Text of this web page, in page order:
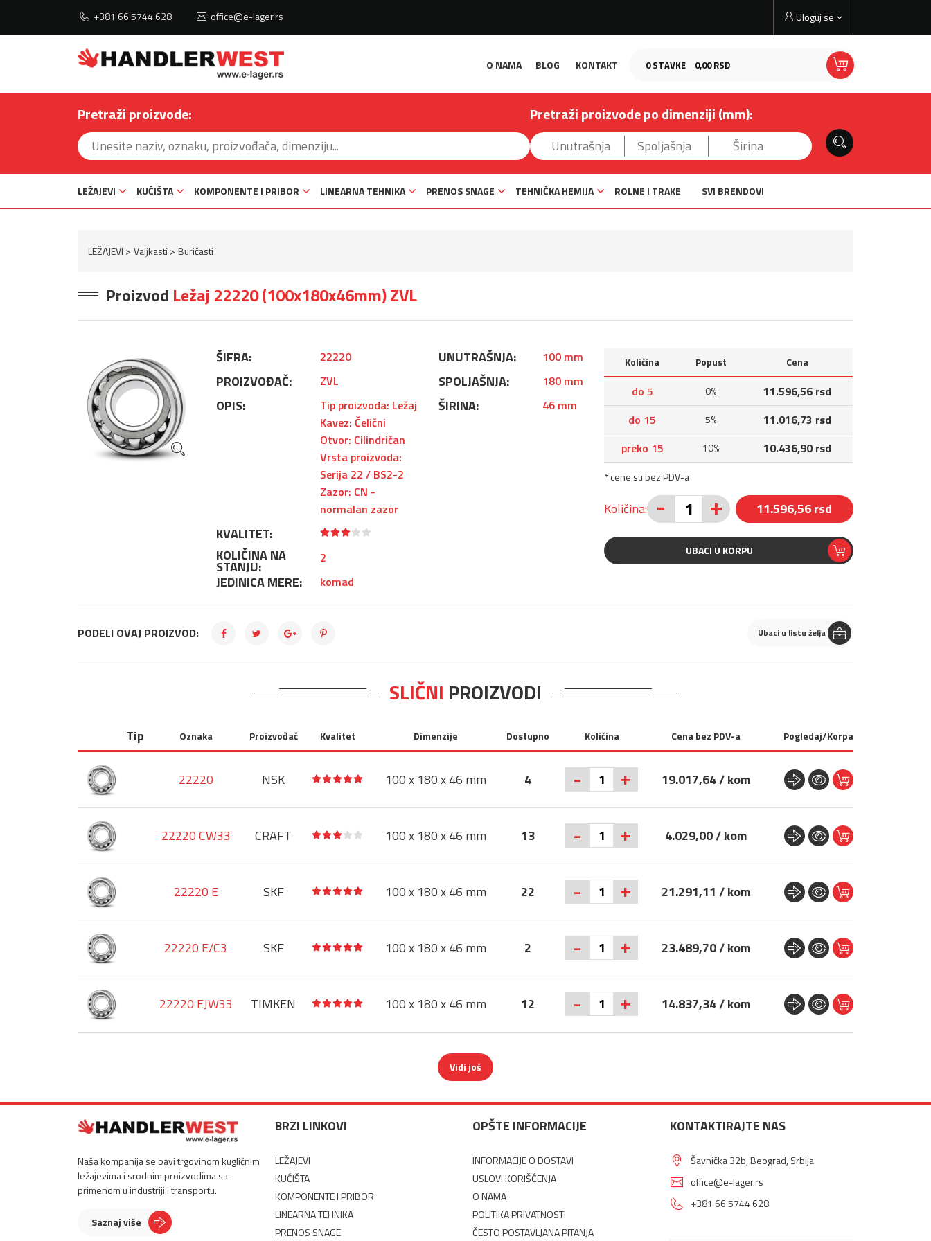
+381 66 5744 628 office@e-lager.rs
0STAVKE 0,00 RSD
Uloguj se
O NAMA BLOG KONTAKT
Pretraži proizvode: Pretraži proizvode po dimenziji (mm):
LEŽAJEVI KUĆIŠTA KOMPONENTE I PRIBOR LINEARNA TEHNIKA PRENOS SNAGE TEHNIČKA HEMIJA ROLNE I TRAKE SVI BRENDOVI
LEŽAJEVI Valjkasti Buričasti
Proizvod Ležaj 22220 (100x180x46mm) ZVL
ŠIFRA: 22220
PROIZVOĐAČ: ZVL
OPIS:
Tip proizvoda: Ležaj
Kavez: Čelični
Otvor: Cilindričan
Vrsta proizvoda:
Serija 22 / BS2-2
Zazor: CN -
normalan zazor
KVALITET:
KOLIČINA NA
STANJU: 2
JEDINICA MERE: komad
UNUTRAŠNJA: 100 mm
SPOLJAŠNJA: 180 mm
ŠIRINA: 46 mm
Količina Popust Cena
do 5 0%
11.596,56 rsd
do 15
5%
11.016,73 rsd
preko 15
10% 10.436,90 rsd
* cene su bez PDV-a
Količina: - + 11.596,56 rsd
UBACI U KORPU
PODELI OVAJ PROIZVOD: Ubaci u listu želja
SLIČNI PROIZVODI
Tip Oznaka Proizvođač Kvalitet Dimenzije Dostupno Količina Cena bez PDV-a Pogledaj/Korpa
22220 NSK 100 x 180 x 46 mm 4 - + 19.017,64 / kom
22220 CW33 CRAFT 100 x 180 x 46 mm 13 - + 4.029,00 / kom
22220 E SKF 100 x 180 x 46 mm 22 - + 21.291,11 / kom
22220 E/C3 SKF 100 x 180 x 46 mm 2 - + 23.489,70 / kom
22220 EJW33 TIMKEN 100 x 180 x 46 mm 12 - + 14.837,34 / kom
Vidi još
Naša kompanija se bavi trgovinom kugličnim
ležajevima i srodnim proizvodima sa
primenom u industriji i transportu.
Saznaj više
BRZI LINKOVI
LEŽAJEVI
KUĆIŠTA
KOMPONENTE I PRIBOR
LINEARNA TEHNIKA
PRENOS SNAGE
OPŠTE INFORMACIJE
INFORMACIJE O DOSTAVI
USLOVI KORIŠĆENJA
O NAMA
POLITIKA PRIVATNOSTI
ČESTO POSTAVLJANA PITANJA
KONTAKTIRAJTE NAS
Šavnička 32b, Beograd, Srbija
office@e-lager.rs
+381 66 5744 628